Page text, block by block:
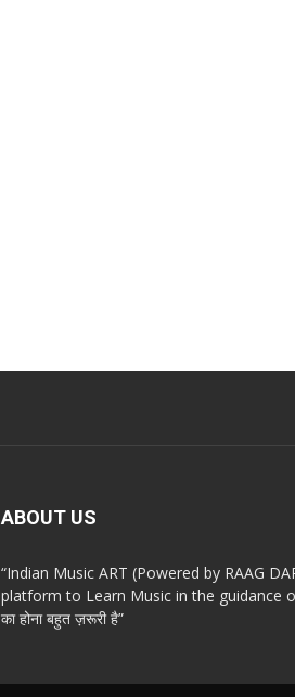
ABOUT US
“Indian Music ART (Powered by RAAG
platform to Learn Music in the guidance
का होना बहुत ज़रूरी है”